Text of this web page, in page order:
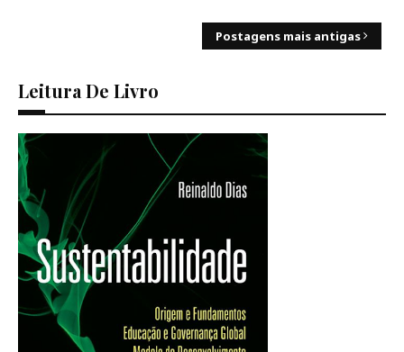
Postagens mais antigas
Leitura De Livro